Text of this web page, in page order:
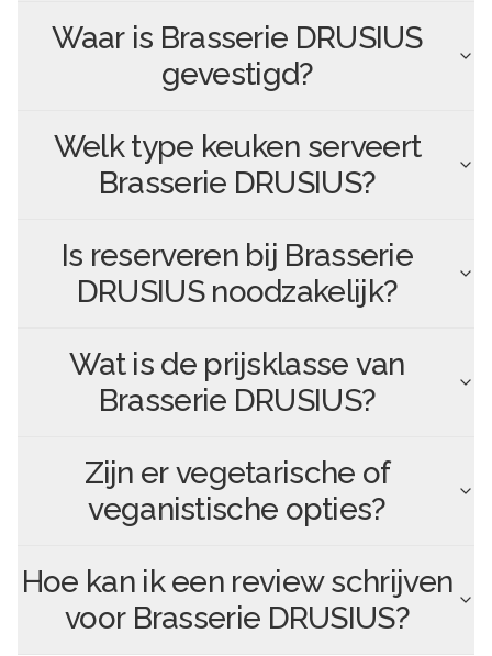
Waar is Brasserie DRUSIUS
gevestigd?
Welk type keuken serveert
Brasserie DRUSIUS?
Is reserveren bij Brasserie
DRUSIUSnoodzakelijk?
Wat is de prijsklasse van
Brasserie DRUSIUS?
Zijn er vegetarische of
veganistische opties?
Hoe kan ik een review schrijven
voor Brasserie DRUSIUS?